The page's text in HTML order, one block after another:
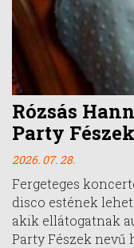
Rózsás
Party Fészek
2026. 07. 28.
Fergeteges
disco estének
akik ellátogatnak
Party Fészek nevű